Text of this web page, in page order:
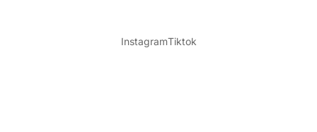
InstagramTiktok